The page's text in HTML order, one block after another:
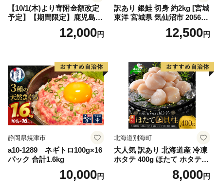
【10/1(木)より寄附金額改定
予定】【期間限定】鹿児島県
大隅産うなぎ蒲焼4尾（400
g） KN007-02312,000円
訳あり 銀鮭 切身 約2kg [宮城
東洋 宮城県 気仙沼市 205649
91] 鮭 魚介類 海鮮 訳アリ 規
格外 不揃い さけ サケ 鮭切身
切り身 魚 わけあり
12,500円
静岡県焼津市
a10-1289 ネギトロ100g×16
パック 合計1.6kg
10,000円
北海道別海町
大人気 訳あり 北海道産 冷凍
ホタテ 400g ほたて ホタテ
8,000円